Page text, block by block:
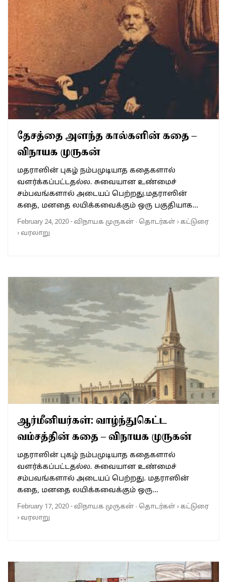
தேசத்தை அளந்த கால்களின் கதை –
விநாயக முருகன்
மதராஸின் புகழ் நம்பமுடியாத கதைகளால்
வளர்க்கப்பட்டதல்ல. சுவையான உண்மைச்
சம்பவங்களால் அடையப் பெற்றது.மதராஸின்
கதை, மனதை லயிக்கவைக்கும் ஒரு பகுதியாக…
February 24, 2020-விநாயக முருகன் · தொடர்கள்›கட்டுரை
›வரலாறு
ஆர்மீனியர்கள்: வாழ்ந்துகெட்ட
வம்சத்தின் கதை – விநாயக முருகன்
மதராஸின் புகழ் நம்பமுடியாத கதைகளால்
வளர்க்கப்பட்டதல்ல. சுவையான உண்மைச்
சம்பவங்களால் அடையப் பெற்றது. மதராஸின்
கதை, மனதை லயிக்கவைக்கும் ஒரு…
February 17, 2020-விநாயக முருகன் · தொடர்கள்›கட்டுரை
›வரலாறு